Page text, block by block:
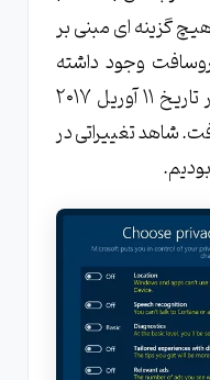
گزینه ای مبنی بر
وجود داشته
باشد. اما با این بروزرسانی که در تاریخ ۱۱ آوریل ۲۰۱۷
شاهد تغییراتی در